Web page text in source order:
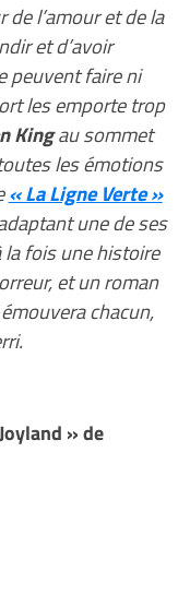
l’amour et de la
et d’avoir
peuvent faire ni
les emporte trop
Kingau sommet
les émotions
« La Ligne Verte »
une de ses
fois une histoire
et un roman
chacun,
» de